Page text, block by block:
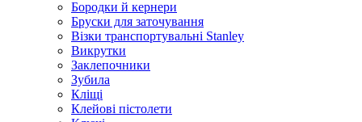
Бородки й кернери
Бруски для заточування
Візки транспортувальні Stanley
Викрутки
Заклепочники
Зубила
Кліщі
Клейові пістолети